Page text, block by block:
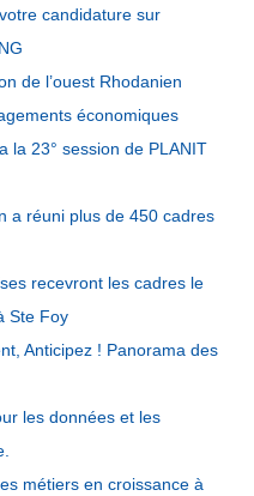
candidature sur
de l’ouest Rhodanien
économiques
la 23° session de PLANIT
a réuni plus de 450 cadres
recevront les cadres le
Ste Foy
Anticipez ! Panorama des
les données et les
métiers en croissance à